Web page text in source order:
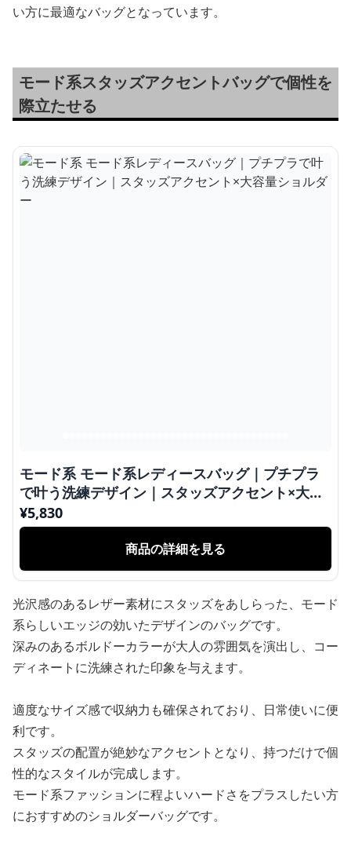
い方に最適なバッグとなっています。
モード系スタッズアクセントバッグで個性を
際立たせる
モード系 モード系レディースバッグ｜プチプラ
で叶う洗練デザイン｜スタッズアクセント×大容
量ショルダー
¥5,830
商品の詳細を見る
光沢感のあるレザー素材にスタッズをあしらった、モード
系らしいエッジの効いたデザインのバッグです。
深みのあるボルドーカラーが大人の雰囲気を演出し、コー
ディネートに洗練された印象を与えます。
適度なサイズ感で収納力も確保されており、日常使いに便
利です。
スタッズの配置が絶妙なアクセントとなり、持つだけで個
性的なスタイルが完成します。
モード系ファッションに程よいハードさをプラスしたい方
におすすめのショルダーバッグです。